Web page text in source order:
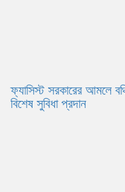
ফ্যাসিস্ট সরকারের আমলে
বিশেষ সুবিধা প্রদান